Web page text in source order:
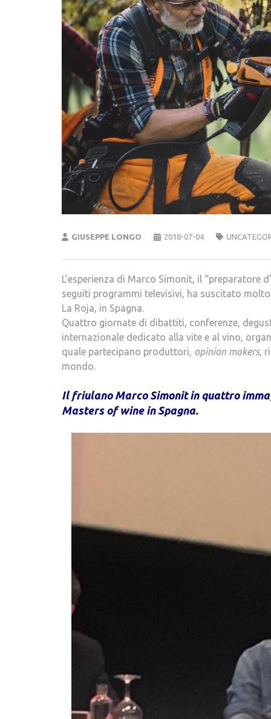
GIUSEPPE LONGO 2018-07-04
L’esperienza di Marco Simonit, il “preparatore
seguiti programmi televisivi, ha suscitato
La Roja, in Spagna.
Quattro giornate di dibattiti, conferenze,
internazionale dedicato alla vite e al vino,
quale partecipano produttori, opinion makers,
mondo.
Il friulano Marco Simonit in quattro
Masters of wine in Spagna.